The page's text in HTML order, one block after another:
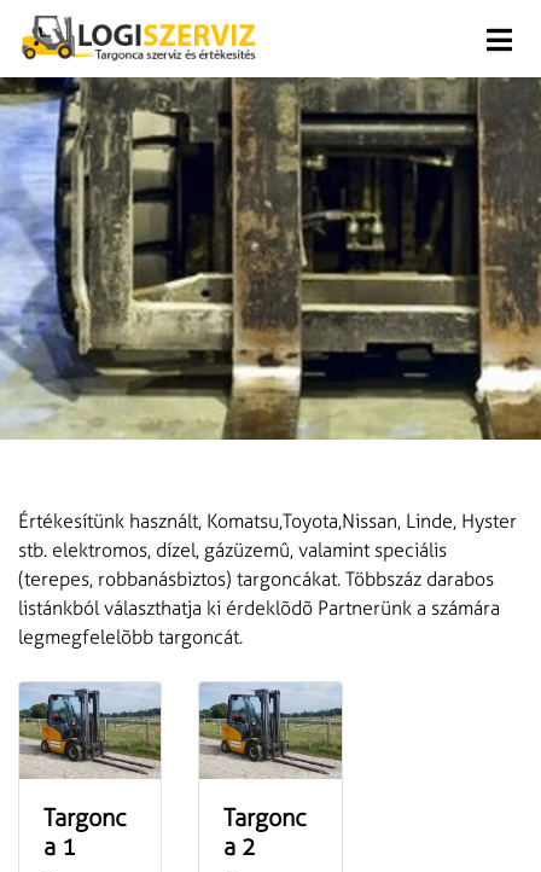
Ugrás a tartalomhoz
Ugrás a menühöz
Értékesítünk használt, Komatsu,Toyota,Nissan, Linde, Hyster
stb. elektromos, dízel, gázüzemû, valamint speciális
(terepes, robbanásbiztos) targoncákat. Többszáz darabos
listánkból választhatja ki érdeklõdõ Partnerünk a számára
legmegfelelõbb targoncát.
Targonc
a 1
Targonc
a 2